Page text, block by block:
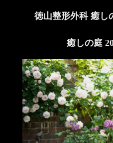
徳山整形外科 癒し
癒しの庭